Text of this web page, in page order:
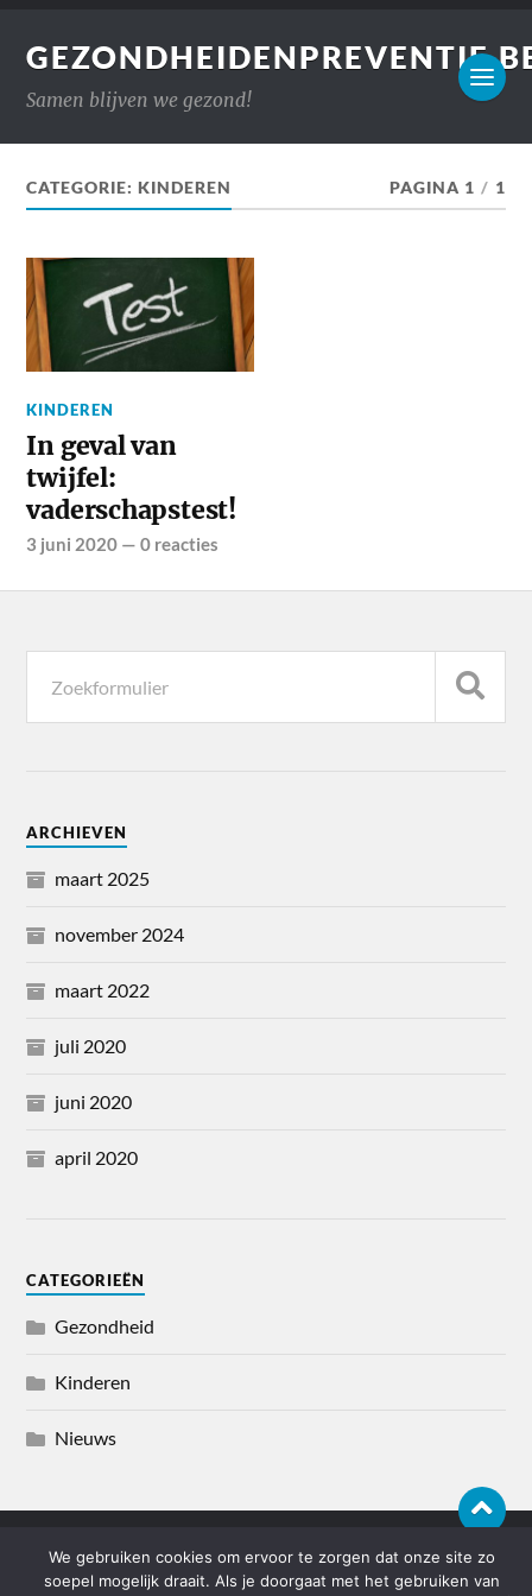
Samen blijven we gezond!
CATEGORIE:KINDEREN PAGINA 1 / 1
KINDEREN
In geval van
twijfel:
vaderschapstest!
3 juni 2020 —0 reacties
ARCHIEVEN
maart 2025
november 2024
maart 2022
juli 2020
juni 2020
april 2020
CATEGORIEËN
Gezondheid
Kinderen
Nieuws
© 2026GEZONDHEIDENPREVENTIE.BE
We gebruiken cookies om ervoor te zorgen dat onze site zo
soepel mogelijk draait. Als je doorgaat met het gebruiken van